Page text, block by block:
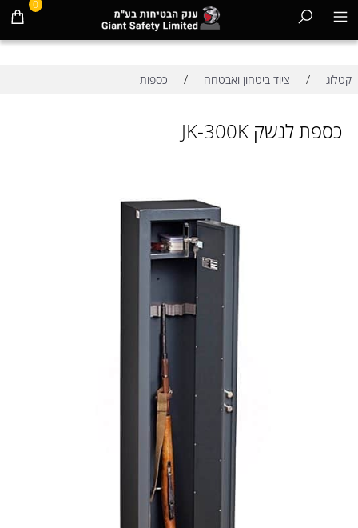
0
קטלוג / ציוד ביטחון ואבטחה / כספות
כספת לנשק JK-300K